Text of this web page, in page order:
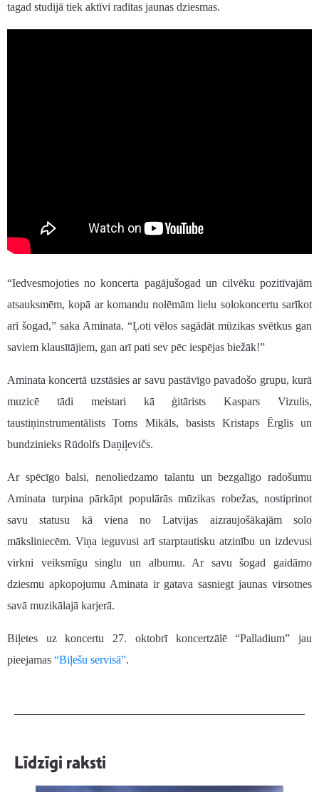
tagad studijā tiek aktīvi radītas jaunas dziesmas.
“Iedvesmojoties no koncerta pagājušogad un cilvēku pozitīvajām
atsauksmēm, kopā ar komandu nolēmām lielu solokoncertu sarīkot
arī šogad,” saka Aminata. “Ļoti vēlos sagādāt mūzikas svētkus gan
saviem klausītājiem, gan arī pati sev pēc iespējas biežāk!”
Aminata koncertā uzstāsies ar savu pastāvīgo pavadošo grupu, kurā
muzicē tādi meistari kā ģitārists Kaspars Vizulis,
taustiņinstrumentālists Toms Mikāls, basists Kristaps Ērglis un
bundzinieks Rūdolfs Daņiļevičs.
Ar spēcīgo balsi, nenoliedzamo talantu un bezgalīgo radošumu
Aminata turpina pārkāpt populārās mūzikas robežas, nostiprinot
savu statusu kā viena no Latvijas aizraujošākajām solo
māksliniecēm. Viņa ieguvusi arī starptautisku atzinību un izdevusi
virkni veiksmīgu singlu un albumu. Ar savu šogad gaidāmo
dziesmu apkopojumu Aminata ir gatava sasniegt jaunas virsotnes
savā muzikālajā karjerā.
Biļetes uz koncertu 27. oktobrī koncertzālē “Palladium” jau
pieejamas “Biļešu servisā”.
Līdzīgi raksti